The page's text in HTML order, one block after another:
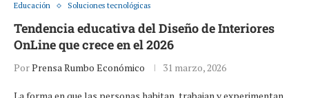
Educación Soluciones tecnológicas
Tendencia educativa del Diseño de Interiores
OnLine que crece en el 2026
PorPrensa Rumbo Económico 31 marzo, 2026